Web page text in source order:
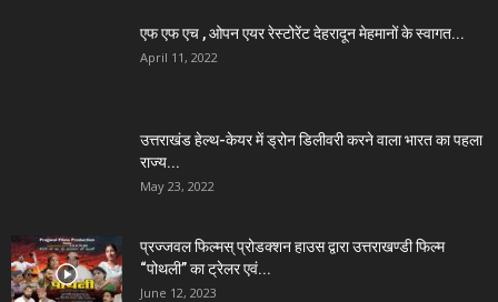
एफ एफ एच , ओपन एयर रेस्टोरेंट देहरादून मेहमानों के स्वागत...
April 11, 2022
उत्तराखंड हेल्थ-केयर में ड्रोन डिलीवरी करने वाला भारत का पहला
राज्य...
May 23, 2022
प्रज्जवल फिल्मस् प्रोडक्शन हाउस द्वारा उत्तराखण्डी फिल्म
“पोथली” का ट्रेलर एवं...
June 12, 2023